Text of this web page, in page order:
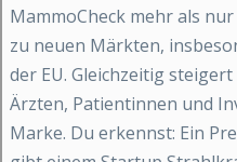
MammoCheck mehr als
zu neuen Märkten,
der EU. Gleichzeitig
Ärzten, Patientinnen und
Marke. Du erkennst: Ein